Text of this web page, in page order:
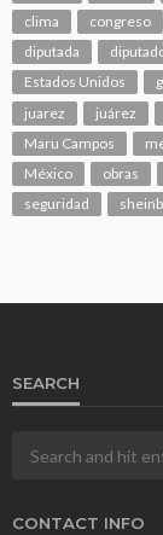
clima
congreso
diputada
Estados Unidos
juarez
juárez
Maru Campos
México
obras
seguridad
SEARCH
CONTACT INFO